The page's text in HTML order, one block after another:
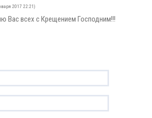
2017 22:21)
Вас всех с Крещением Господним!!!